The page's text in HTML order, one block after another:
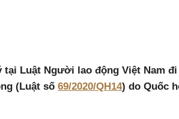
Luật Người lao động Việt Nam đi
(Luật số 69/2020/QH14) do Quốc